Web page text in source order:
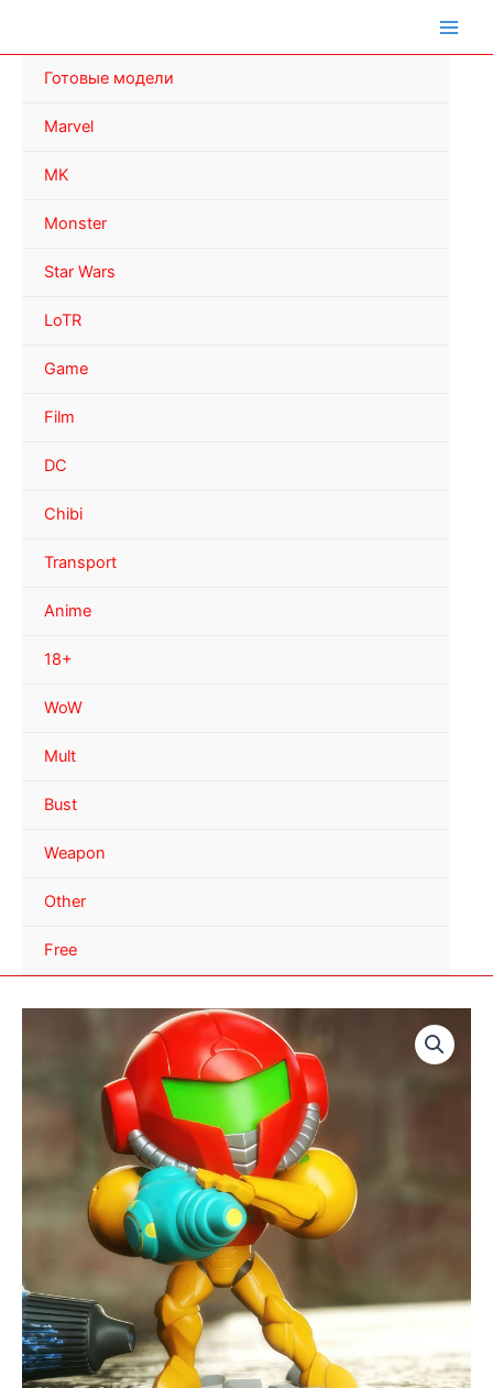
Готовые модели
Marvel
MK
Monster
Star Wars
LoTR
Game
Film
DC
Chibi
Transport
Anime
18+
WoW
Mult
Bust
Weapon
Other
Free